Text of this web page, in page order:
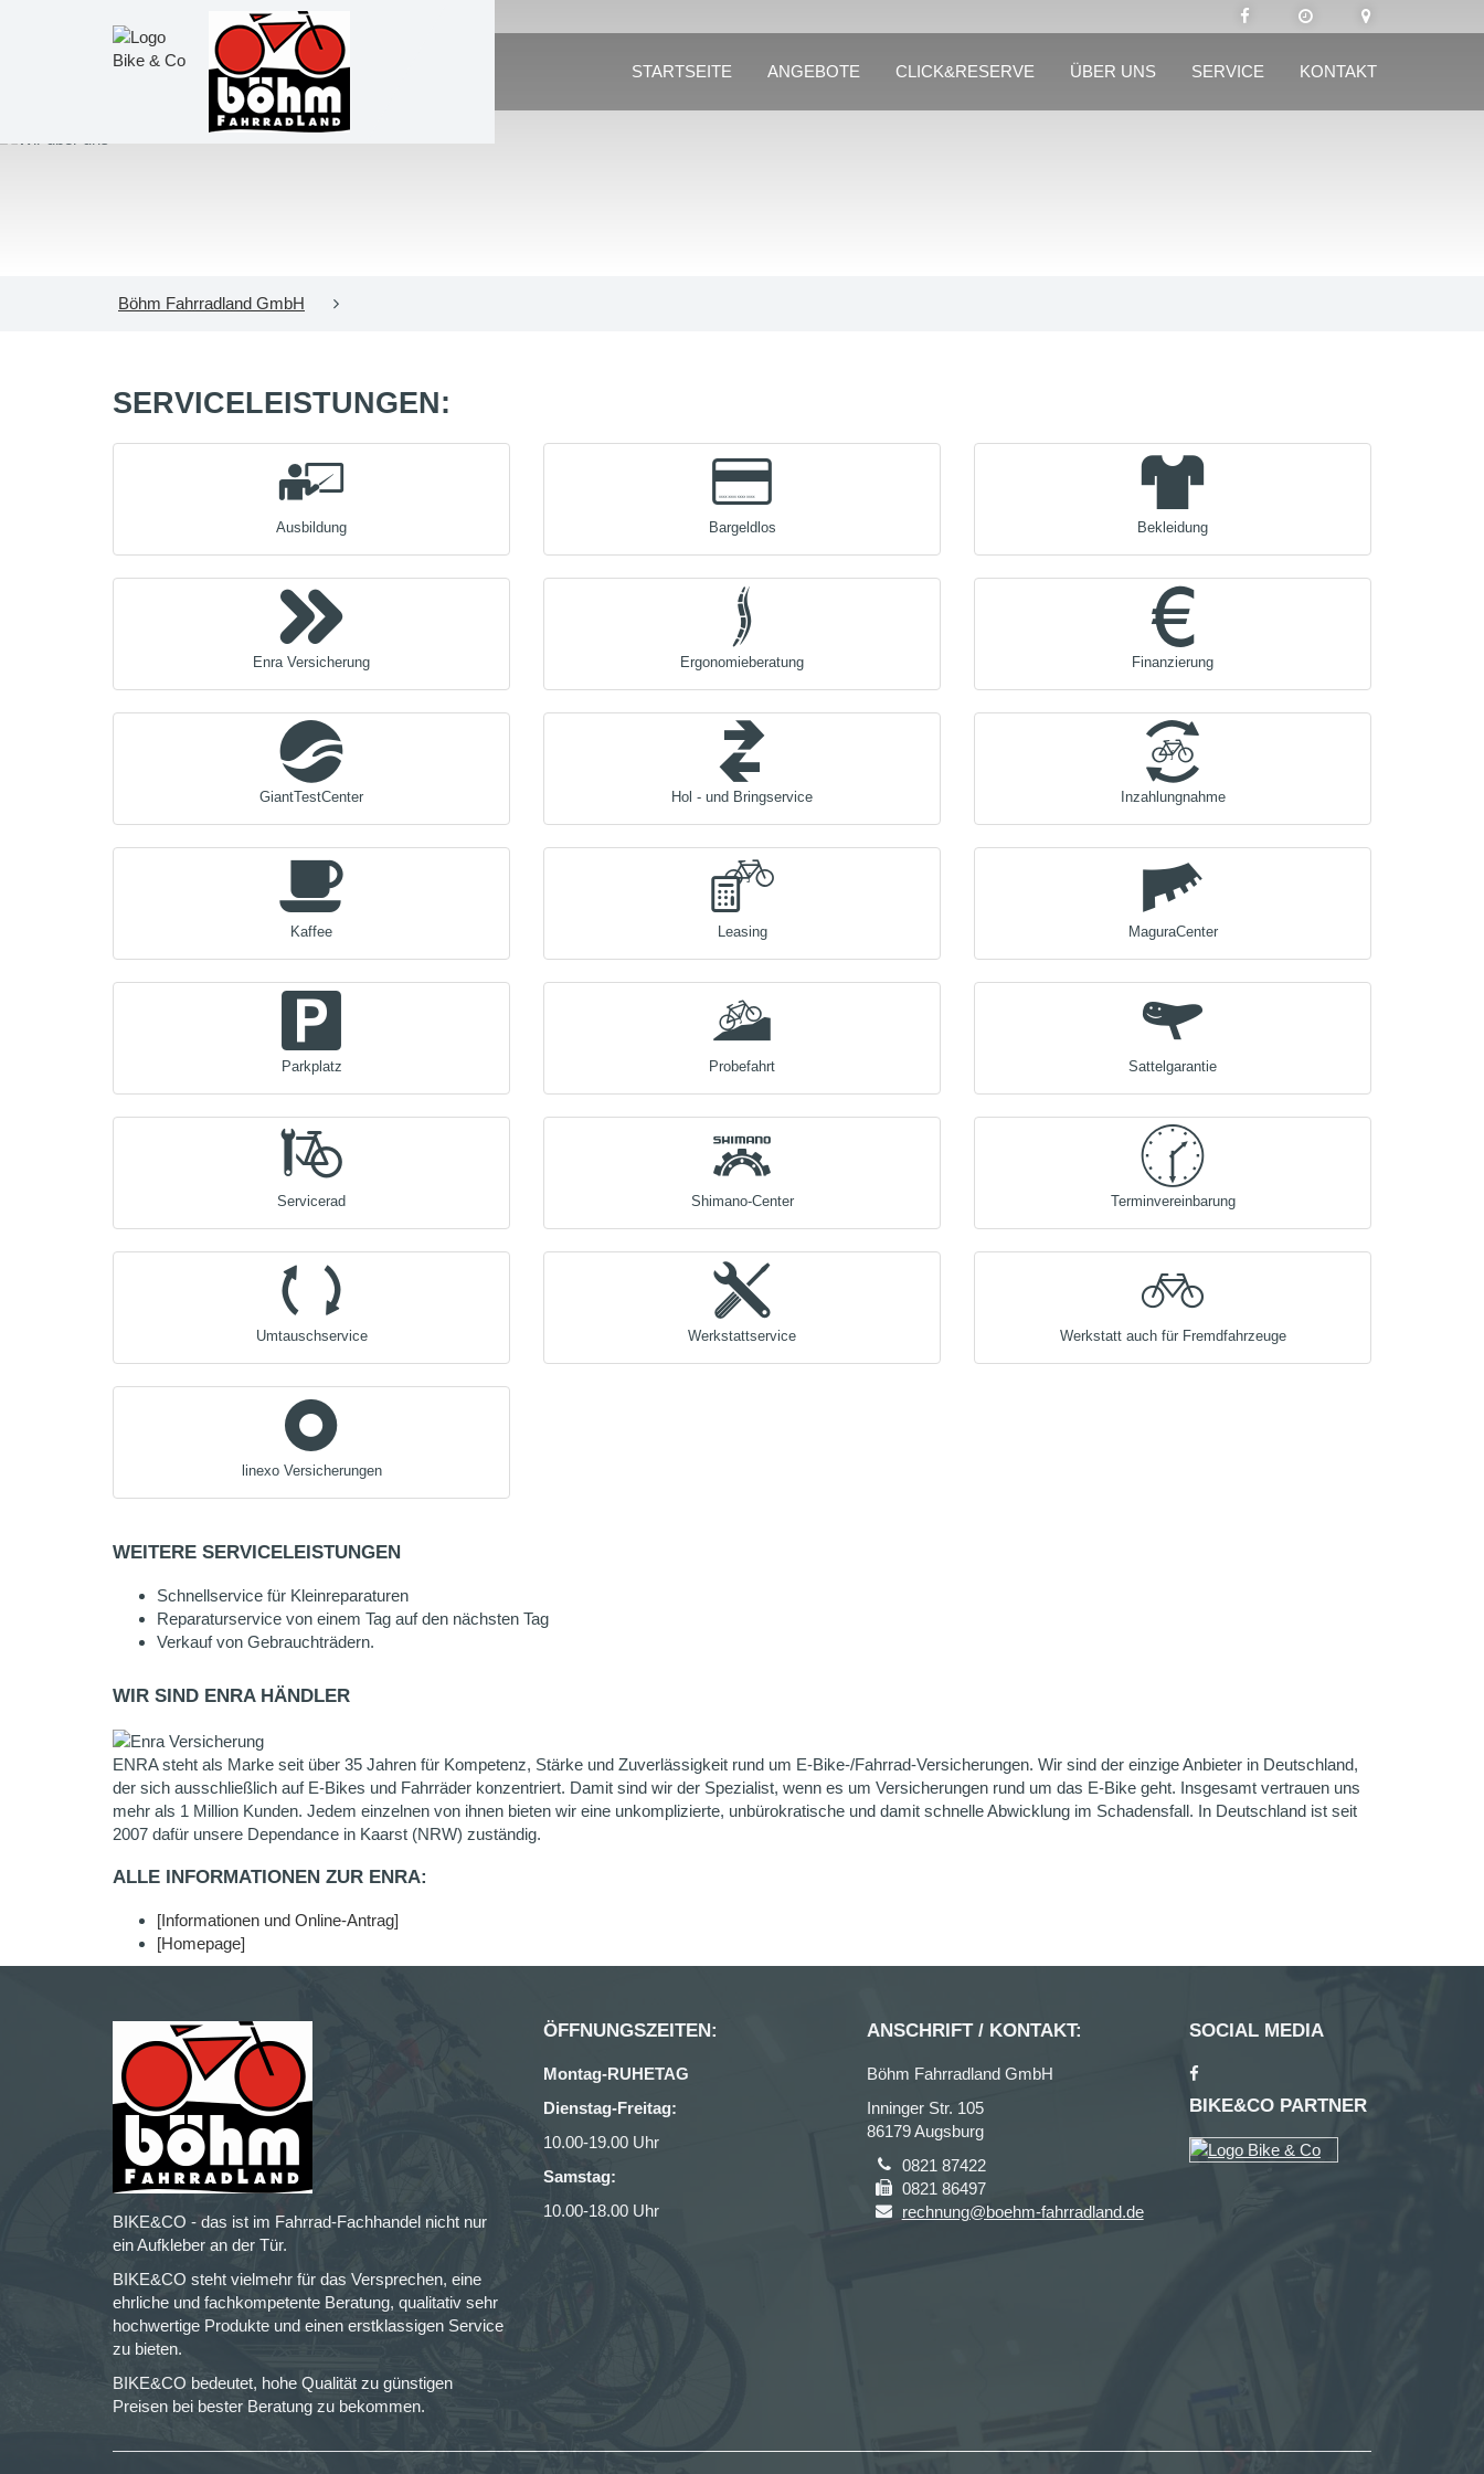
STARTSEITE ANGEBOTE CLICK&RESERVE ÜBER UNS SERVICE KONTAKT
Böhm Fahrradland GmbH
SERVICELEISTUNGEN:
Ausbildung Bargeldlos Bekleidung
Enra Versicherung Ergonomieberatung Finanzierung
GiantTestCenter Hol - und Bringservice Inzahlungnahme
Kaffee Leasing MaguraCenter
Parkplatz Probefahrt Sattelgarantie
Servicerad Shimano-Center Terminvereinbarung
Umtauschservice Werkstattservice Werkstatt auch für Fremdfahrzeuge
linexo Versicherungen
WEITERE SERVICELEISTUNGEN
Schnellservice für Kleinreparaturen
Reparaturservice von einem Tag auf den nächsten Tag
Verkauf von Gebrauchträdern.
WIR SIND ENRA HÄNDLER
ENRA steht als Marke seit über 35 Jahren für Kompetenz, Stärke und Zuverlässigkeit rund um E-Bike-/Fahrrad-Versicherungen. Wir sind der einzige Anbieter in Deutschland,
der sich ausschließlich auf E-Bikes und Fahrräder konzentriert. Damit sind wir der Spezialist, wenn es um Versicherungen rund um das E-Bike geht. Insgesamt vertrauen uns
mehr als 1 Million Kunden. Jedem einzelnen von ihnen bieten wir eine unkomplizierte, unbürokratische und damit schnelle Abwicklung im Schadensfall. In Deutschland ist seit
2007 dafür unsere Dependance in Kaarst (NRW) zuständig.
ALLE INFORMATIONEN ZUR ENRA:
[Informationen und Online-Antrag]
[Homepage]
BIKE&CO - das ist im Fahrrad-Fachhandel nicht nur
ein Aufkleber an der Tür.
BIKE&CO steht vielmehr für das Versprechen, eine
ehrliche und fachkompetente Beratung, qualitativ sehr
hochwertige Produkte und einen erstklassigen Service
zu bieten.
BIKE&CO bedeutet, hohe Qualität zu günstigen
Preisen bei bester Beratung zu bekommen.
ÖFFNUNGSZEITEN:
Montag-RUHETAG
Dienstag-Freitag:
10.00-19.00 Uhr
Samstag:
10.00-18.00 Uhr
ANSCHRIFT / KONTAKT:
Böhm Fahrradland GmbH
Inninger Str. 105
86179 Augsburg
0821 87422
0821 86497
rechnung@boehm-fahrradland.de
SOCIAL MEDIA
BIKE&CO PARTNER